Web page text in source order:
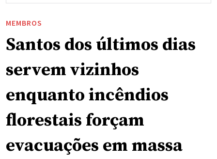
MEMBROS
Santos dos últimos dias
servem vizinhos
enquanto incêndios
florestais forçam
evacuações em massa